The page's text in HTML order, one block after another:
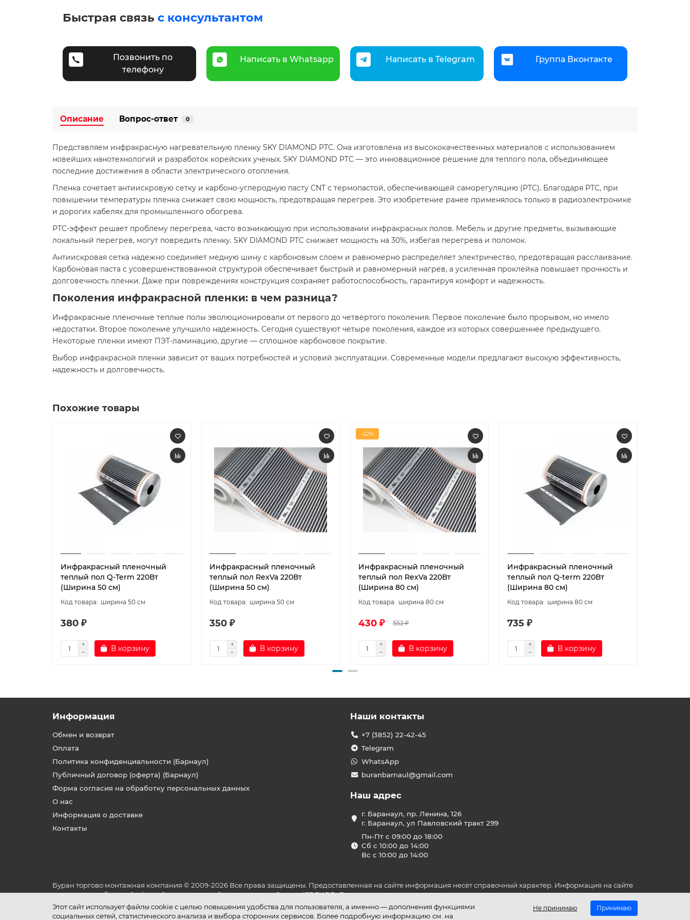
Быстрая связь с консультантом
Позвонить по
телефону
Написать в Whatsapp Написать в Telegram Группа Вконтакте
Описание Вопрос-ответ 0
Представляем инфракрасную нагревательную пленку SKY DIAMOND PTC. Она изготовлена из высококачественных материалов с использованием
новейших нанотехнологий и разработок корейских ученых. SKY DIAMOND PTC — это инновационное решение для теплого пола, объединяющее
последние достижения в области электрического отопления.
Пленка сочетает антиискровую сетку и карбоно-углеродную пасту CNT с термопастой, обеспечивающей саморегуляцию (PTC). Благодаря PTC, при
повышении температуры пленка снижает свою мощность, предотвращая перегрев. Это изобретение ранее применялось только в радиоэлектронике
и дорогих кабелях для промышленного обогрева.
PTC-эффект решает проблему перегрева, часто возникающую при использовании инфракрасных полов. Мебель и другие предметы, вызывающие
локальный перегрев, могут повредить пленку. SKY DIAMOND PTC снижает мощность на 30%, избегая перегрева и поломок.
Антиискровая сетка надежно соединяет медную шину с карбоновым слоем и равномерно распределяет электричество, предотвращая расслаивание.
Карбоновая паста с усовершенствованной структурой обеспечивает быстрый и равномерный нагрев, а усиленная проклейка повышает прочность и
долговечность пленки. Даже при повреждениях конструкция сохраняет работоспособность, гарантируя комфорт и надежность.
Поколения инфракрасной пленки: в чем разница?
Инфракрасные пленочные теплые полы эволюционировали от первого до четвертого поколения. Первое поколение было прорывом, но имело
недостатки. Второе поколение улучшило надежность. Сегодня существуют четыре поколения, каждое из которых совершеннее предыдущего.
Некоторые пленки имеют ПЭТ-ламинацию, другие — сплошное карбоновое покрытие.
Выбор инфракрасной пленки зависит от ваших потребностей и условий эксплуатации. Современные модели предлагают высокую эффективность,
надежность и долговечность.
Похожие товары
Инфракрасный пленочный
теплый пол Q-Term 220Вт
(Ширина 50 см)
ширина 50 см
380 ₽
В корзину
Инфракрасный пленочный
теплый пол RexVa 220Вт
(Ширина 50 см)
ширина 50 см
350 ₽
В корзину
-22%
Инфракрасный пленочный
теплый пол RexVa 220Вт
(Ширина 80 см)
ширина 80 см
430 ₽ 552 ₽
В корзину
Инфракрасный пленочный
теплый пол Q-term 220Вт
(Ширина 80 см)
ширина 80 см
735 ₽
В корзину
Этот сайт использует файлы cookie с целью повышения удобства для пользователя, а именно — дополнения функциями
социальных сетей, статистического анализа и выбора сторонних сервисов. Более подробную информацию см. на
Не принимаю Принимаю
Информация
Обмен и возврат
Оплата
Политика конфиденциальности (Барнаул)
Публичный договор (оферта) (Барнаул)
Форма согласия на обработку персональных данных
О нас
Информация о доставке
Контакты
Наши контакты
+7 (3852) 22-42-45
Telegram
WhatsApp
buranbarnaul@gmail.com
Наш адрес
г. Баранаул, пр. Ленина, 126
г. Баранаул, ул Павловский тракт 299
Пн-Пт с 09:00 до 18:00
Сб с 10:00 до 14:00
Вс с 10:00 до 14:00
Буран торгово монтажная компания © 2009-2026 Все права защищены. Предоставленная на сайте информация несёт справочный характер. Информация на сайте
не является публичной офертой, определяемой положениями Статьи 437 ГК РФ. До оплаты товара удостоверьтесь во всех для вас важных характеристиках в товаре
и условиях его эксплуатации.